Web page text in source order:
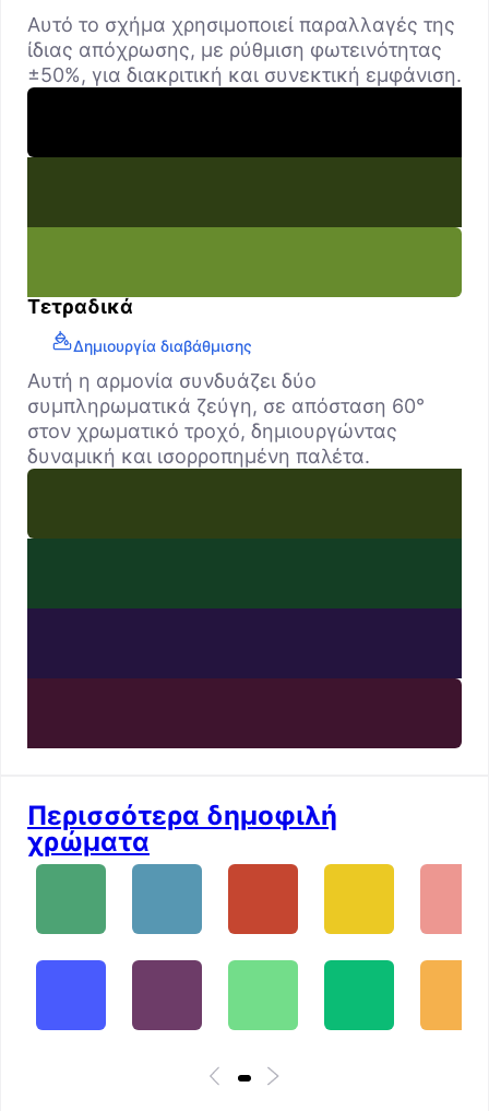
Αυτό το σχήμα χρησιμοποιεί παραλλαγές της
ίδιας απόχρωσης, με ρύθμιση φωτεινότητας
±50%, για διακριτική και συνεκτική εμφάνιση.
Τετραδικά
Δημιουργία διαβάθμισης
Αυτή η αρμονία συνδυάζει δύο
συμπληρωματικά ζεύγη, σε απόσταση 60°
στον χρωματικό τροχό, δημιουργώντας
δυναμική και ισορροπημένη παλέτα.
Περισσότερα δημοφιλή
χρώματα